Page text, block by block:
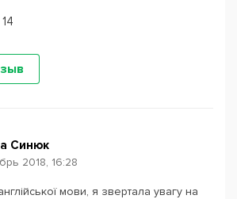
Синюк
2018, 16:28
мови, я звертала увагу на